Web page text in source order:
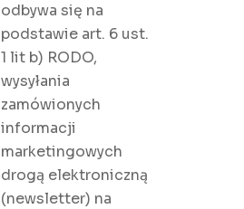
odbywa się na
podstawie art. 6 ust.
1 lit b) RODO,
wysyłania
zamówionych
informacji
marketingowych
drogą elektroniczną
(newsletter) na